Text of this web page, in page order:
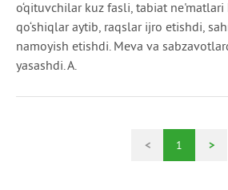
o‘qituvchilar kuz fasli, tabiat ne'matlari
qo‘shiqlar aytib, raqslar ijro etishdi,
namoyish etishdi. Meva va
yasashdi. A.
< 1 >